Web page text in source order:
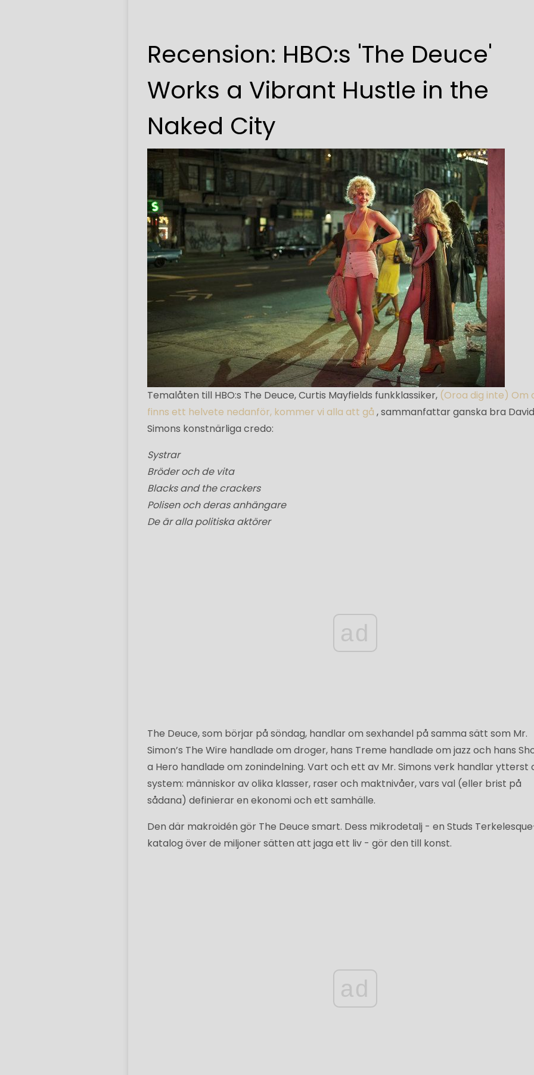
Recension: HBO:s 'The Deuce'
Works a Vibrant Hustle in the
Naked City
Temalåten till HBO:s The Deuce, Curtis Mayfields funkklassiker, (Oroa dig inte) Om
finns ett helvete nedanför, kommer vi alla att gå , sammanfattar ganska bra
Simons konstnärliga credo:
Systrar
Bröder och de vita
Blacks and the crackers
Polisen och deras anhängare
De är alla politiska aktörer
ad
The Deuce, som börjar på söndag, handlar om sexhandel på samma sätt som Mr.
Simon’s The Wire handlade om droger, hans Treme handlade om jazz och hans
a Hero handlade om zonindelning. Vart och ett av Mr. Simons verk handlar ytterst
system: människor av olika klasser, raser och maktnivåer, vars val (eller brist på
sådana) definierar en ekonomi och ett samhälle.
Den där makroidén gör The Deuce smart. Dess mikrodetalj - en Studs
katalog över de miljoner sätten att jaga ett liv - gör den till konst.
ad